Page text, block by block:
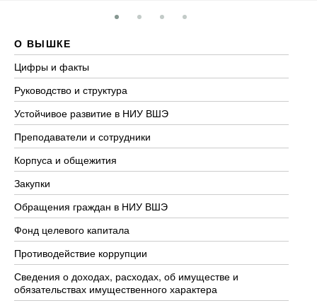
О ВЫШКЕ
Цифры и факты
Руководство и структура
Устойчивое развитие в НИУ ВШЭ
Преподаватели и сотрудники
Корпуса и общежития
Закупки
Обращения граждан в НИУ ВШЭ
Фонд целевого капитала
Противодействие коррупции
Сведения о доходах, расходах, об имуществе и
обязательствах имущественного характера